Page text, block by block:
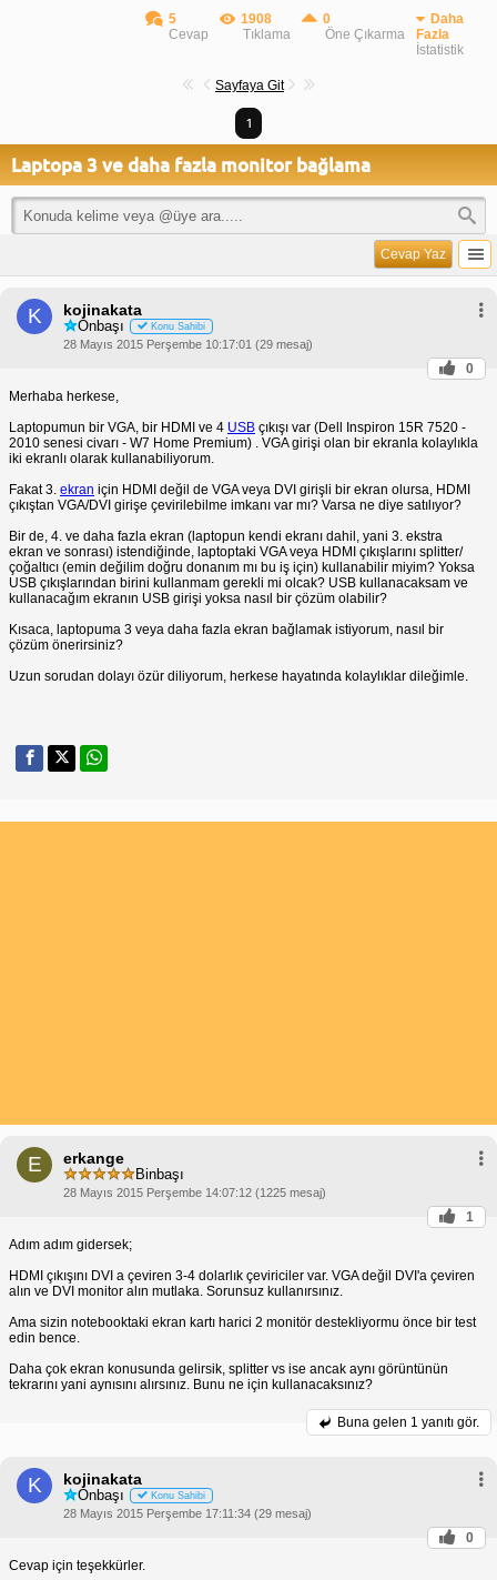
5
Cevap
1908
Tıklama
0
Öne Çıkarma
Daha
Fazla
İstatistik
Sayfaya Git
1
Laptopa 3 ve daha fazla monitor bağlama
Cevap Yaz
K kojinakata
Onbaşı Konu Sahibi
28 Mayıs 2015 Perşembe 10:17:01 (29 mesaj)
0
Merhaba herkese,
Laptopumun bir VGA, bir HDMI ve 4 USB çıkışı var (Dell Inspiron 15R 7520 -
2010 senesi civarı - W7 Home Premium) . VGA girişi olan bir ekranla kolaylıkla
iki ekranlı olarak kullanabiliyorum.
Fakat 3. ekran için HDMI değil de VGA veya DVI girişli bir ekran olursa, HDMI
çıkıştan VGA/DVI girişe çevirilebilme imkanı var mı? Varsa ne diye satılıyor?
Bir de, 4. ve daha fazla ekran (laptopun kendi ekranı dahil, yani 3. ekstra
ekran ve sonrası) istendiğinde, laptoptaki VGA veya HDMI çıkışlarını splitter/
çoğaltıcı (emin değilim doğru donanım mı bu iş için) kullanabilir miyim? Yoksa
USB çıkışlarından birini kullanmam gerekli mi olcak? USB kullanacaksam ve
kullanacağım ekranın USB girişi yoksa nasıl bir çözüm olabilir?
Kısaca, laptopuma 3 veya daha fazla ekran bağlamak istiyorum, nasıl bir
çözüm önerirsiniz?
Uzun sorudan dolayı özür diliyorum, herkese hayatında kolaylıklar dileğimle.
E erkange
Binbaşı
28 Mayıs 2015 Perşembe 14:07:12 (1225 mesaj)
1
Adım adım gidersek;
HDMI çıkışını DVI a çeviren 3-4 dolarlık çeviriciler var. VGA değil DVI'a çeviren
alın ve DVI monitor alın mutlaka. Sorunsuz kullanırsınız.
Ama sizin notebooktaki ekran kartı harici 2 monitör destekliyormu önce bir test
edin bence.
Daha çok ekran konusunda gelirsik, splitter vs ise ancak aynı görüntünün
tekrarını yani aynısını alırsınız. Bunu ne için kullanacaksınız?
Buna gelen 1 yanıtı gör.
K kojinakata
Onbaşı Konu Sahibi
28 Mayıs 2015 Perşembe 17:11:34 (29 mesaj)
0
Cevap için teşekkürler.